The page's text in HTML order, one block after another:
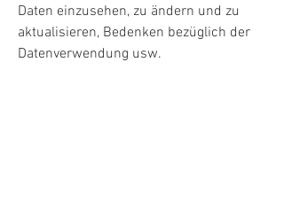
Daten einzusehen, zu ändern und zu
aktualisieren, Bedenken bezüglich der
Datenverwendung usw.